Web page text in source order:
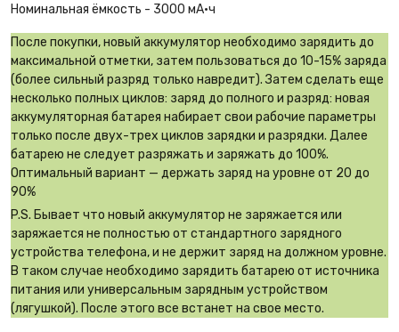
Номинальная ёмкость - 3000 мА·ч
После покупки, новый аккумулятор необходимо зарядить до
максимальной отметки, затем пользоваться до 10-15% заряда
(более сильный разряд только навредит). Затем сделать еще
несколько полных циклов: заряд до полного и разряд: новая
аккумуляторная батарея набирает свои рабочие параметры
только после двух-трех циклов зарядки и разрядки. Далее
батарею не следует разряжать и заряжать до 100%.
Оптимальный вариант — держать заряд на уровне от 20 до
90%
P.S. Бывает что новый аккумулятор не заряжается или
заряжается не полностью от стандартного зарядного
устройства телефона, и не держит заряд на должном уровне.
В таком случае необходимо зарядить батарею от источника
питания или универсальным зарядным устройством
(лягушкой). После этого все встанет на свое место.